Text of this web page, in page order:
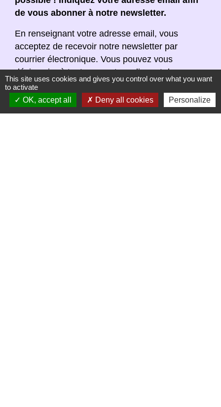
de vous abonner à notre newsletter.
En renseignant votre adresse email, vous
acceptez de recevoir notre newsletter par
courrier électronique. Vous pouvez vous
désinscrire à tout moment en cliquant dans un
lien de désinscription dans chaque newsletter
réceptionnée.
This site uses cookies and gives you control over what you want
to activate
OK, accept all
Deny all cookies Personalize